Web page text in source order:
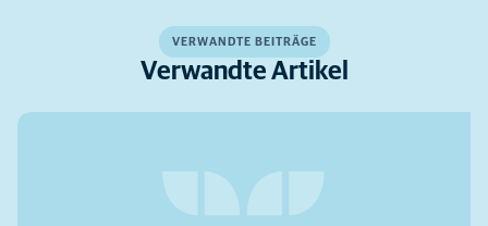
VERWANDTE BEITRÄGE
Verwandte Artikel